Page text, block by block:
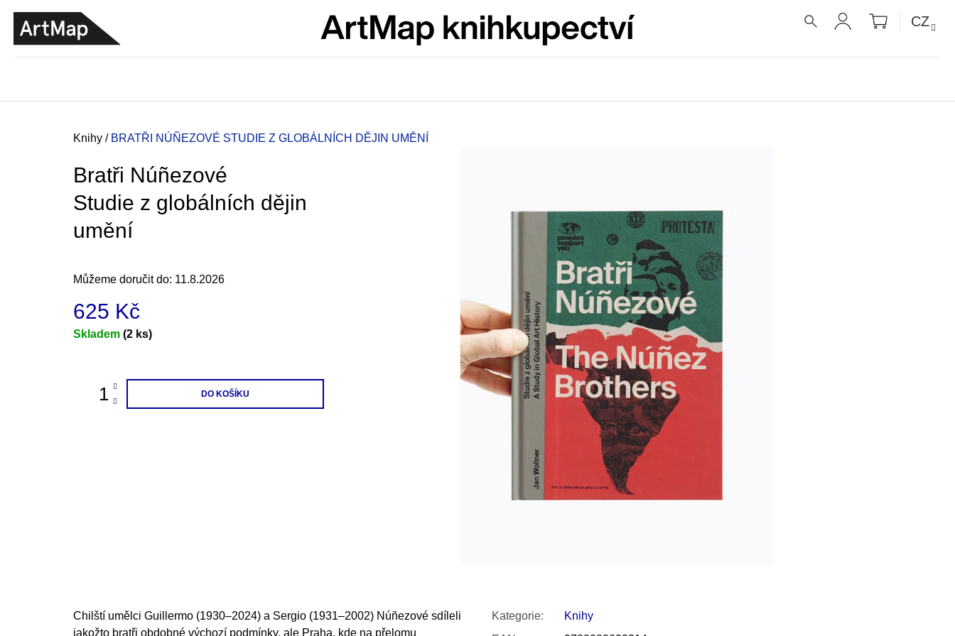
PŘIHLÁŠENÍ
NÁKUPNÍ
KOŠÍK
CZ
Domů
Knihy / BRATŘI NÚÑEZOVÉ STUDIE Z GLOBÁLNÍCH DĚJIN UMĚNÍ
Bratři Núñezové
Studie z globálních dějin
umění
Můžeme doručit do: 11.8.2026
625 Kč
Měrná
Skladem (2 ks)
DO KOŠÍKU
Chilští umělci Guillermo (1930–2024) a Sergio (1931–2002) Núñezové sdíleli
jakožto bratři obdobné výchozí podmínky, ale Praha, kde na přelomu
Kategorie:
Knihy
ZPĚT
DO
OBCHODU
ZPĚT
DO
OBCHODU
ARTMAT KRABIČKA
200 Kč
VÝVAR
NEJEN ROMSKÉ RECEPTY PRO
SNESITELNĚJŠÍ KLIMA
300 Kč
Původně: 350 Kč